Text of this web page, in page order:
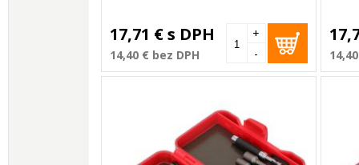
17,71 €s DPH
14,40 € bez DPH -
+